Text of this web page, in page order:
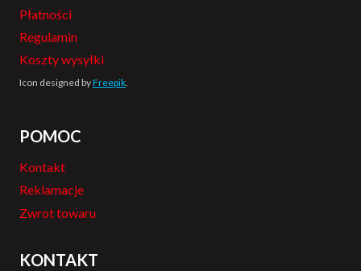
Płatności
Regulamin
Koszty wysyłki
Icon designed byFreepik
POMOC
Kontakt
Reklamacje
Zwrot towaru
KONTAKT